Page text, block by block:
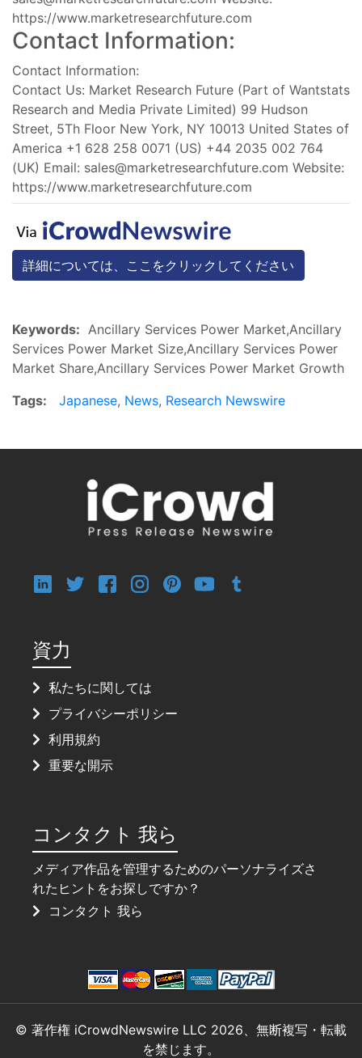
https://www.marketresearchfuture.com
Contact Information:
Contact Information:
Contact Us: Market Research Future (Part of Wantstats
Research and Media Private Limited) 99 Hudson
Street, 5Th Floor New York, NY 10013 United States of
America +1 628 258 0071 (US) +44 2035 002 764
(UK) Email: sales@marketresearchfuture.com Website:
https://www.marketresearchfuture.com
詳細については、ここをクリックしてください
Keywords: Ancillary Services Power Market,Ancillary
Services Power Market Size,Ancillary Services Power
Market Share,Ancillary Services Power Market Growth
Tags:
Japanese, News, Research Newswire
資力
私たちに関しては
プライバシーポリシー
利用規約
重要な開示
コンタクト 我ら
メディア作品を管理するためのパーソナライズさ
れたヒントをお探しですか？
コンタクト 我ら
© 著作権 iCrowdNewswire LLC 2026、無断複写・転載
を禁じます。